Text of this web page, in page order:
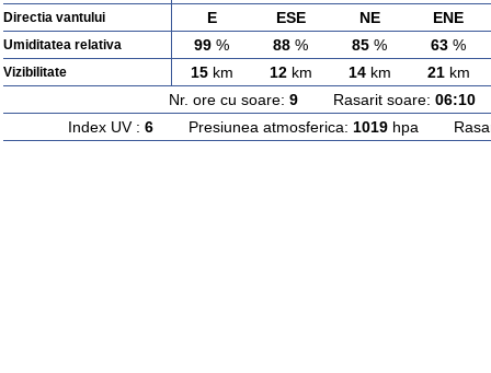
Directia vantului E ESE NE ENE
Umiditatea relativa 99 % 88 % 85 % 63 %
Vizibilitate 15km 12km 14km 21km
Nr. ore cu soare: 9Rasarit soare: 06:10
Index UV : 6Presiunea atmosferica: 1019hpa